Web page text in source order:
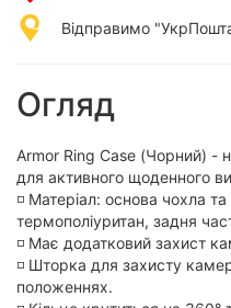
Відправимо
Огляд
Armor Ring Case (Чорний) -
для активного щоденного
◽️ Матеріал: основа чохла
термополіуритан, задня
◽️ Має додатковий захист
◽️ Шторка для захисту
положеннях.